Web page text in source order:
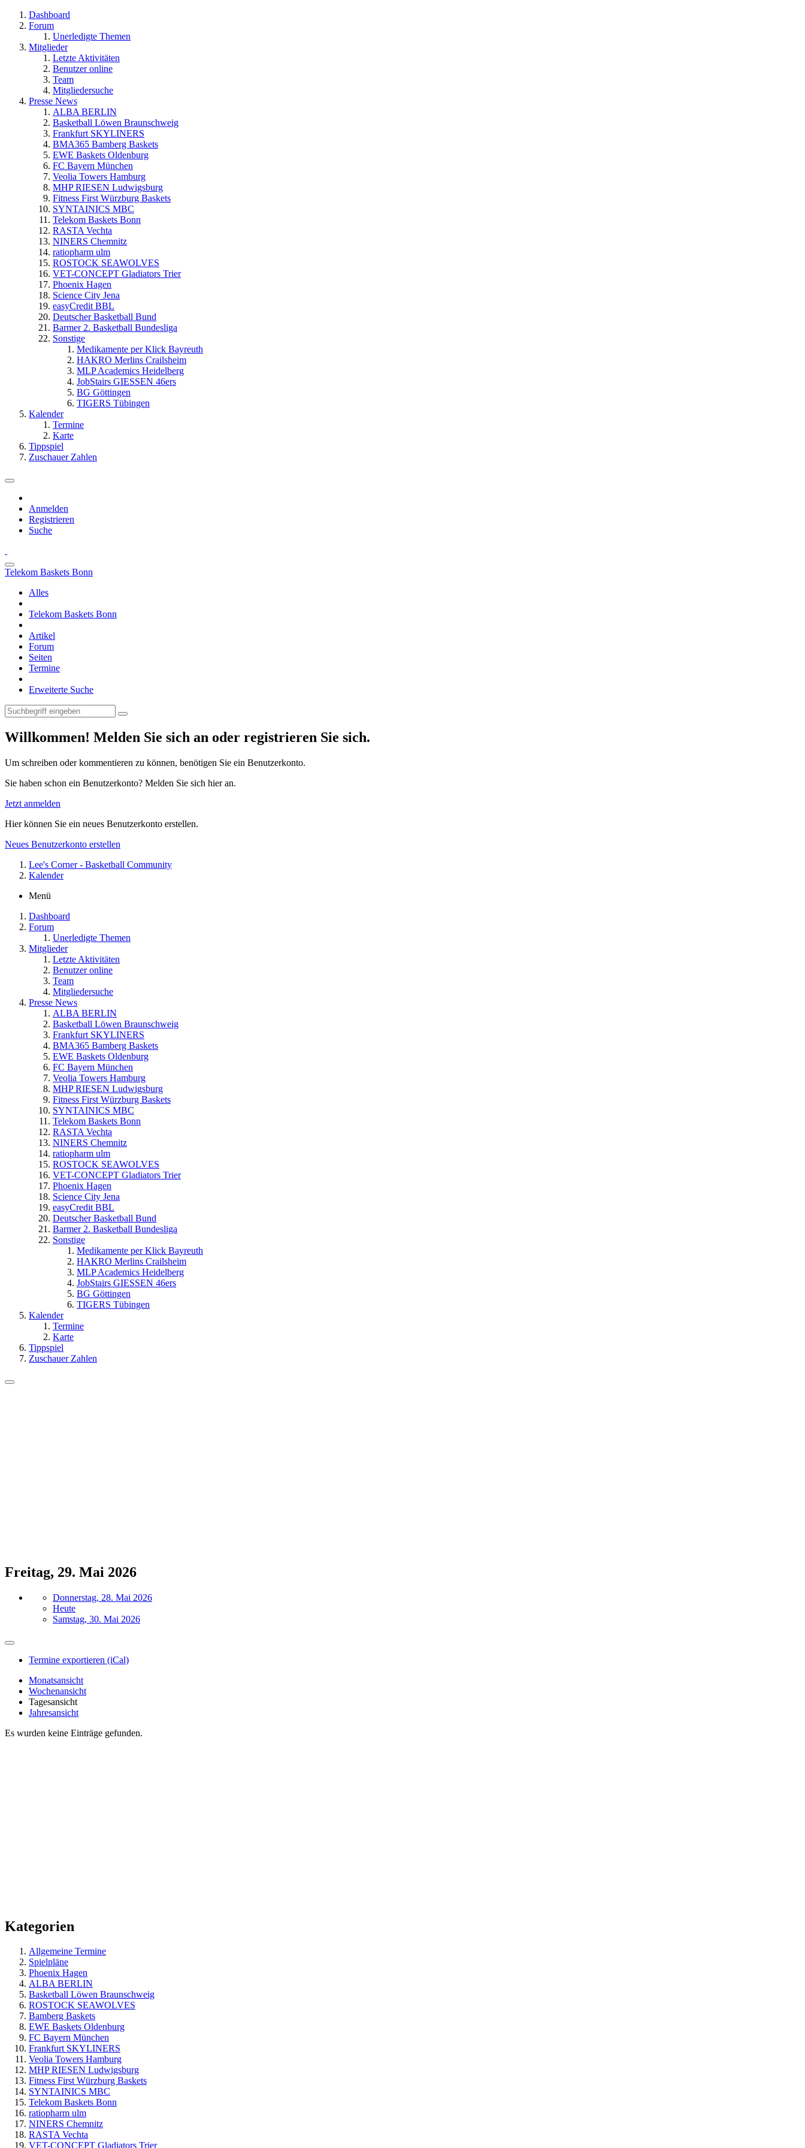
Dashboard
Forum
Unerledigte Themen
Mitglieder
Letzte Aktivitäten
Benutzer online
Team
Mitgliedersuche
Presse News
ALBA BERLIN
Basketball Löwen Braunschweig
Frankfurt SKYLINERS
BMA365 Bamberg Baskets
EWE Baskets Oldenburg
FC Bayern München
Veolia Towers Hamburg
MHP RIESEN Ludwigsburg
Fitness First Würzburg Baskets
SYNTAINICS MBC
Telekom Baskets Bonn
RASTA Vechta
NINERS Chemnitz
ratiopharm ulm
ROSTOCK SEAWOLVES
VET-CONCEPT Gladiators Trier
Phoenix Hagen
Science City Jena
easyCredit BBL
Deutscher Basketball Bund
Barmer 2. Basketball Bundesliga
Sonstige
Medikamente per Klick Bayreuth
HAKRO Merlins Crailsheim
MLP Academics Heidelberg
JobStairs GIESSEN 46ers
BG Göttingen
TIGERS Tübingen
Kalender
Termine
Karte
Tippspiel
Zuschauer Zahlen
Anmelden
Registrieren
Suche
Telekom Baskets Bonn
Alles
Telekom Baskets Bonn
Artikel
Forum
Seiten
Termine
Erweiterte Suche
Willkommen! Melden Sie sich an oder registrieren Sie sich.
Um schreiben oder kommentieren zu können, benötigen Sie ein Benutzerkonto.
Sie haben schon ein Benutzerkonto? Melden Sie sich hier an.
Jetzt anmelden
Hier können Sie ein neues Benutzerkonto erstellen.
Neues Benutzerkonto erstellen
Lee's Corner - Basketball Community
Kalender
Menü
Dashboard
Forum
Unerledigte Themen
Mitglieder
Letzte Aktivitäten
Benutzer online
Team
Mitgliedersuche
Presse News
ALBA BERLIN
Basketball Löwen Braunschweig
Frankfurt SKYLINERS
BMA365 Bamberg Baskets
EWE Baskets Oldenburg
FC Bayern München
Veolia Towers Hamburg
MHP RIESEN Ludwigsburg
Fitness First Würzburg Baskets
SYNTAINICS MBC
Telekom Baskets Bonn
RASTA Vechta
NINERS Chemnitz
ratiopharm ulm
ROSTOCK SEAWOLVES
VET-CONCEPT Gladiators Trier
Phoenix Hagen
Science City Jena
easyCredit BBL
Deutscher Basketball Bund
Barmer 2. Basketball Bundesliga
Sonstige
Medikamente per Klick Bayreuth
HAKRO Merlins Crailsheim
MLP Academics Heidelberg
JobStairs GIESSEN 46ers
BG Göttingen
TIGERS Tübingen
Kalender
Termine
Karte
Tippspiel
Zuschauer Zahlen
Freitag, 29. Mai 2026
Donnerstag, 28. Mai 2026
Heute
Samstag, 30. Mai 2026
Termine exportieren (iCal)
Monatsansicht
Wochenansicht
Tagesansicht
Jahresansicht
Es wurden keine Einträge gefunden.
Kategorien
Allgemeine Termine
Spielpläne
Phoenix Hagen
ALBA BERLIN
Basketball Löwen Braunschweig
ROSTOCK SEAWOLVES
Bamberg Baskets
EWE Baskets Oldenburg
FC Bayern München
Frankfurt SKYLINERS
Veolia Towers Hamburg
MHP RIESEN Ludwigsburg
Fitness First Würzburg Baskets
SYNTAINICS MBC
Telekom Baskets Bonn
ratiopharm ulm
NINERS Chemnitz
RASTA Vechta
VET-CONCEPT Gladiators Trier